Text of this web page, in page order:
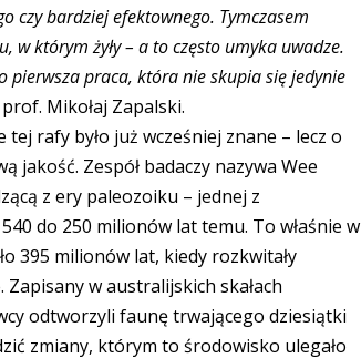
czy bardziej efektownego. Tymczasem
którym żyły – a to często umyka uwadze.
pierwsza praca, która nie skupia się jedynie
Mikołaj Zapalski.
rafy było już wcześniej znane – lecz o
jakość. Zespół badaczy nazywa Wee
z ery paleozoiku – jednej z
do 250 milionów lat temu. To właśnie w
395 milionów lat, kiedy rozkwitały
w australijskich skałach
odtworzyli faunę trwającego dziesiątki
zmiany, którym to środowisko ulegało